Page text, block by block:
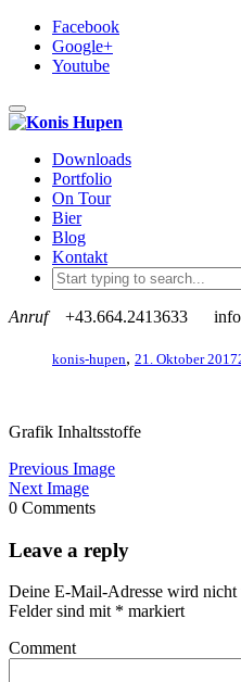
Facebook
Google+
Youtube
Toggle navigation
Downloads
Portfolio
On Tour
Bier
Blog
Kontakt
Anruf +43.664.2413633
konis-hupen, 21. Oktober 2017
Grafik Inhaltsstoffe
Previous Image
Next Image
0 Comments
Leave a reply
Deine E-Mail-Adresse wird
Felder sind mit * markiert
Comment